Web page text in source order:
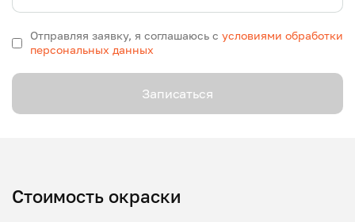
Отправляя заявку, я соглашаюсь с условиями обработки
персональных данных
Записаться
Стоимость окраски